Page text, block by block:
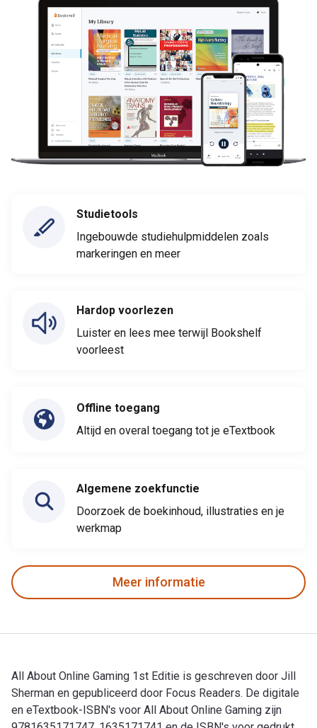
Studietools
Ingebouwde studiehulpmiddelen zoals
markeringen en meer
Hardop voorlezen
Luister en lees mee terwijl Bookshelf
voorleest
Offline toegang
Altijd en overal toegang tot je eTextbook
Algemene zoekfunctie
Doorzoek de boekinhoud, illustraties en je
werkmap
Meer informatie
All About Online Gaming 1st Editie is geschreven door Jill
Sherman en gepubliceerd door Focus Readers. De digitale
en eTextbook-ISBN's voor All About Online Gaming zijn